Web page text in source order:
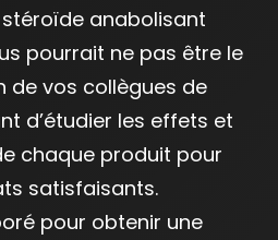
anabolisant
pourrait ne pas être le
de vos collègues de
d’étudier les effets et
chaque produit pour
satisfaisants.
pour obtenir une